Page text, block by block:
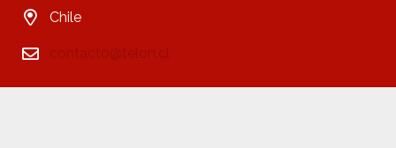
Chile
contacto@telon.cl